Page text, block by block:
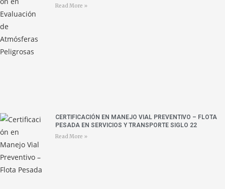
Read More »
CERTIFICACIÓN EN MANEJO VIAL PREVENTIVO – FLOTA
PESADA EN SERVICIOS Y TRANSPORTE SIGLO 22
Read More »